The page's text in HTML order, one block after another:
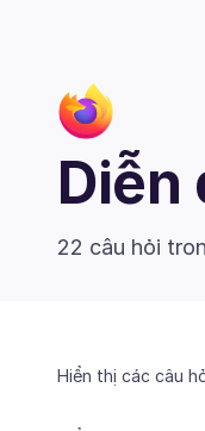
Diễn
22 câu hỏi
Hiển thị các câu